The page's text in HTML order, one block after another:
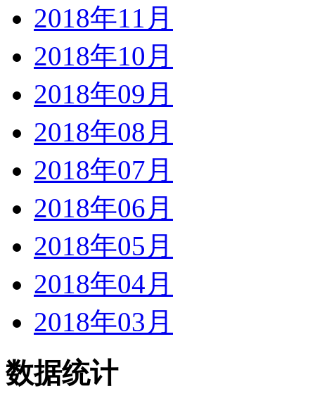
2018年11月
2018年10月
2018年09月
2018年08月
2018年07月
2018年06月
2018年05月
2018年04月
2018年03月
数据统计